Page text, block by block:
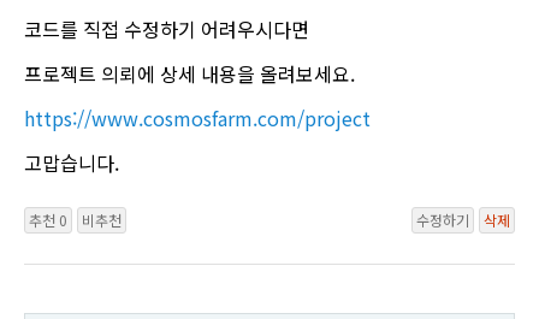
코드를 직접 수정하기 어려우시다면
프로젝트 의뢰에 상세 내용을 올려보세요.
https://www.cosmosfarm.com/project
고맙습니다.
추천 0 비추천 수정하기 삭제